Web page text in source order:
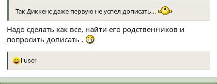
Так Диккенс даже первую не успел дописать…
Надо сделать как все, найти его родственников и
попросить дописать .
Р
е
а
1 user